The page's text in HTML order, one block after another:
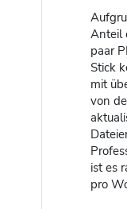
Anteil
paar
Stick
mit
von
ist es
pro